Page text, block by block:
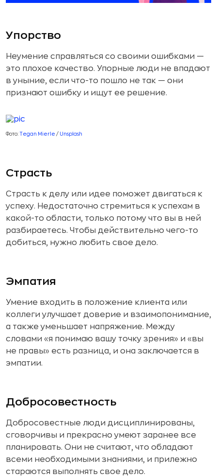
Упорство
Неумение справляться со своими ошибками —
это плохое качество. Упорные люди не впадают
в уныние, если что-то пошло не так — они
признают ошибку и ищут ее решение.
Фото: Tegan Mierle / Unsplash
Страсть
Страсть к делу или идее поможет двигаться к
успеху. Недостаточно стремиться к успехам в
какой-то области, только потому что вы в ней
разбираетесь. Чтобы действительно чего-то
добиться, нужно любить свое дело.
Эмпатия
Умение входить в положение клиента или
коллеги улучшает доверие и взаимопонимание,
а также уменьшает напряжение. Между
словами «я понимаю вашу точку зрения» и «вы
не правы» есть разница, и она заключается в
эмпатии.
Добросовестность
Добросовестные люди дисциплинированы,
сговорчивы и прекрасно умеют заранее все
планировать. Они не считают, что обладают
всеми необходимыми знаниями, и прилежно
стараются выполнять свое дело.